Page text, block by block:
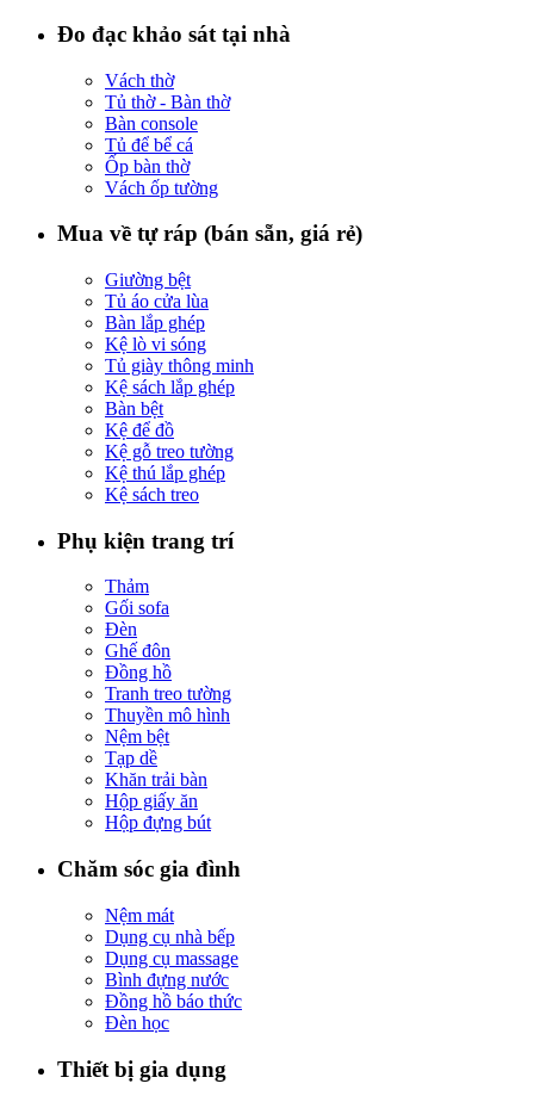
Đo đạc khảo sát tại nhà
Vách thờ
Tủ thờ - Bàn thờ
Bàn console
Tủ để bể cá
Ốp bàn thờ
Vách ốp tường
Mua về tự ráp (bán sẵn, giá rẻ)
Giường bệt
Tủ áo cửa lùa
Bàn lắp ghép
Kệ lò vi sóng
Tủ giày thông minh
Kệ sách lắp ghép
Bàn bệt
Kệ để đồ
Kệ gỗ treo tường
Kệ thú lắp ghép
Kệ sách treo
Phụ kiện trang trí
Thảm
Gối sofa
Đèn
Ghế đôn
Đồng hồ
Tranh treo tường
Thuyền mô hình
Nệm bệt
Tạp dề
Khăn trải bàn
Hộp giấy ăn
Hộp đựng bút
Chăm sóc gia đình
Nệm mát
Dụng cụ nhà bếp
Dụng cụ massage
Bình đựng nước
Đồng hồ báo thức
Đèn học
Thiết bị gia dụng